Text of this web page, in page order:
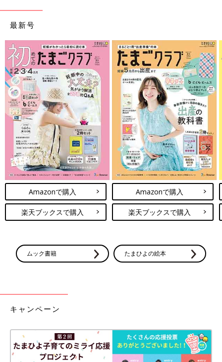
最新号
Amazonで購入
楽天ブックスで購入
Amazonで購入
楽天ブックスで購入
ムック書籍 たまひよの絵本
キャンペーン